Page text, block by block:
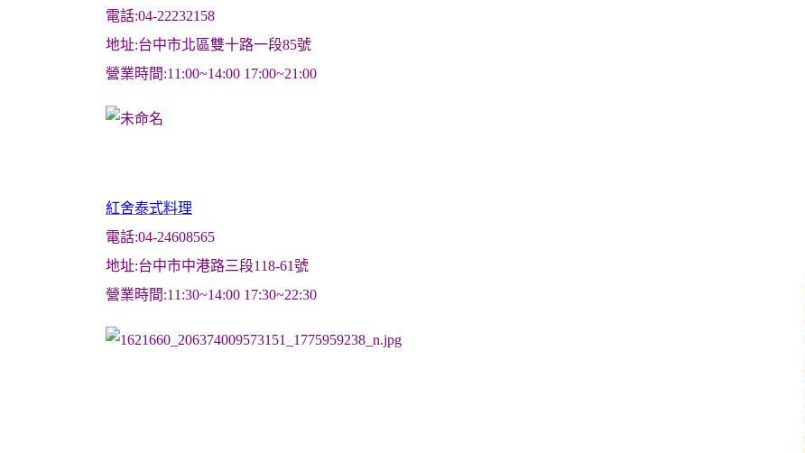
電話:04-22232158
地址:台中市北區雙十路一段85號
營業時間:11:00~14:00 17:00~21:00
紅舍泰式料理
電話:04-24608565
地址:台中市中港路三段118-61號
營業時間:11:30~14:00 17:30~22:30